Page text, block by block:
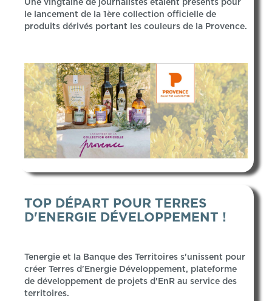
Une vingtaine de journalistes étaient présents pour
le lancement de la 1ère collection officielle de
produits dérivés portant les couleurs de la Provence.
TOP DÉPART POUR TERRES
D'ENERGIE DÉVELOPPEMENT !
Tenergie et la Banque des Territoires s'unissent pour
créer Terres d'Energie Développement, plateforme
de développement de projets d'EnR au service des
territoires.